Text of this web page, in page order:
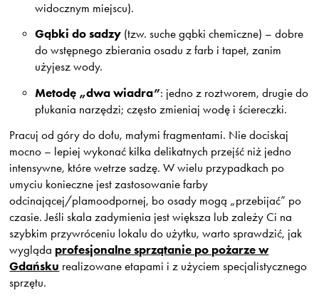
widocznym miejscu).
Gąbki do sadzy (tzw. suche gąbki chemiczne) – dobre
do wstępnego zbierania osadu z farb i tapet, zanim
użyjesz wody.
Metodę „dwa wiadra”: jedno z roztworem, drugie do
płukania narzędzi; często zmieniaj wodę i ściereczki.
Pracuj od góry do dołu, małymi fragmentami. Nie dociskaj
mocno – lepiej wykonać kilka delikatnych przejść niż jedno
intensywne, które wetrze sadzę. W wielu przypadkach po
umyciu konieczne jest zastosowanie farby
odcinającej/plamoodpornej, bo osady mogą „przebijać” po
czasie. Jeśli skala zadymienia jest większa lub zależy Ci na
szybkim przywróceniu lokalu do użytku, warto sprawdzić, jak
wygląda profesjonalne sprzątanie po pożarze w
Gdańsku realizowane etapami i z użyciem specjalistycznego
sprzętu.